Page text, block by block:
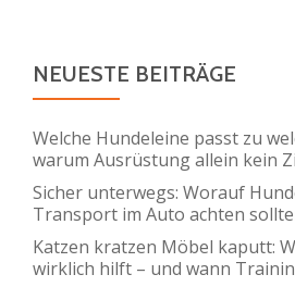
NEUESTE BEITRÄGE
Welche Hundeleine passt zu
warum Ausrüstung allein kein
Sicher unterwegs: Worauf
Transport im Auto achten
Katzen kratzen Möbel kaputt:
wirklich hilft – und wann